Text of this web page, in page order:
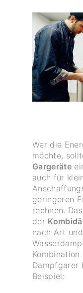
Wer die
möchte,
Gargeräte
auch für
geringeren
rechnen.
der
nach Art
Dampfgarer
Beispiel: